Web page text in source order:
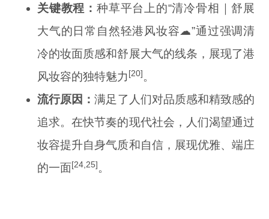
关键教程： 种草平台上的“清冷骨相｜舒展
大气的日常自然轻港风妆容☁”通过强调清
冷的妆面质感和舒展大气的线条，展现了港
风妆容的独特魅力 [20]。
流行原因：满足了人们对品质感和精致感的
追求。在快节奏的现代社会，人们渴望通过
妆容提升自身气质和自信，展现优雅、端庄
的一面[24,25]。